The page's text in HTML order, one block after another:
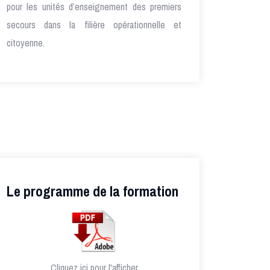
pour les unités d’enseignement des premiers
secours dans la filière opérationnelle et
citoyenne.
Le programme de la formation